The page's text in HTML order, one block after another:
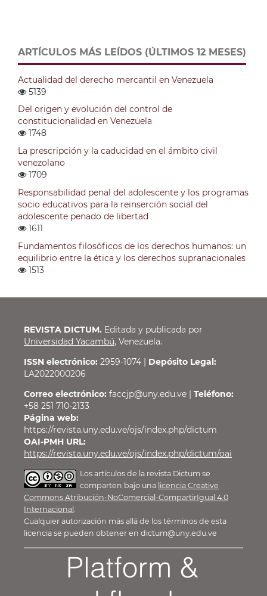
ARTÍCULOS MÁS LEÍDOS (ÚLTIMOS 12 MESES)
Actualidad del derecho mercantil en Venezuela
5139
Del origen y evolución del control de
constitucionalidad en Venezuela
1748
La prescripción y la caducidad en el ámbito civil
venezolano
1709
Responsabilidad penal del adolescente y los programas
socio educativos para la reinserción social del
adolescente penado de libertad
1611
Fundamentos filosóficos de los derechos humanos: un
equilibrio entre la ética y los derechos supranacionales
1513
REVISTA DICTUM. Editada y publicada por
Universidad Yacambú, Venezuela.
ISSN electrónico: 2959-1074 | Depósito Legal:
LA2022000206
Correo electrónico: faccjp@uny.edu.ve | Teléfono:
+58 251 710-2133
Página web:
https://revista.uny.edu.ve/ojs/index.php/dictum
OAI-PMH URL:
https://revista.uny.edu.ve/ojs/index.php/dictum/oai
Los artículos de la revista Dictum se
comparten bajo una licencia Creative
Commons Atribución-NoComercial-CompartirIgual 4.0
Internacional .
Cualquier autorización más allá de los términos de esta
licencia se pueden obtener en dictum@uny.edu.ve